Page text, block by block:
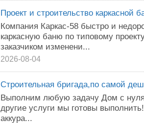
Проект и строительство каркасной
Компания Каркас-58 быстро и
каркасную баню по типовому
заказчиком изменени...
2026-08-04
Строительная бригада,по самой
Выполним любую задачу Дом с
другие услуги мы готовы
аккура...